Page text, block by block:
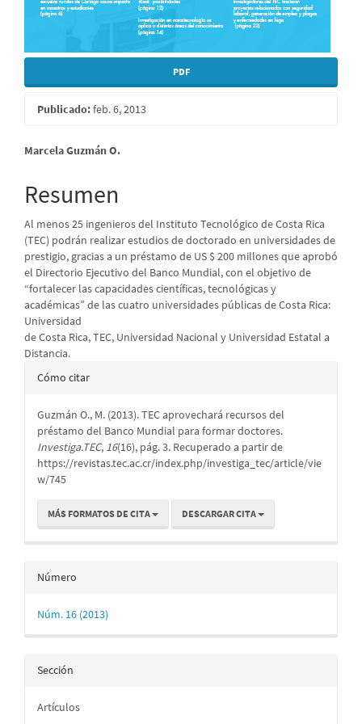
PDF
Publicado:feb. 6, 2013
Contenido
principal
del
artículo
Marcela Guzmán O.
Resumen
Al menos 25 ingenieros del Instituto Tecnológico de Costa Rica
(TEC) podrán realizar estudios de doctorado en universidades de
prestigio, gracias a un préstamo de US $ 200 millones que aprobó
el Directorio Ejecutivo del Banco Mundial, con el objetivo de
“fortalecer las capacidades científicas, tecnológicas y
académicas” de las cuatro universidades públicas de Costa Rica:
Universidad
de Costa Rica, TEC, Universidad Nacional y Universidad Estatal a
Distancia.
Detalles
artículo
Cómo citar
Guzmán O., M. (2013). TEC aprovechará recursos del
préstamo del Banco Mundial para formar doctores.
Investiga.TEC, 16(16), pág. 3. Recuperado a partir de
https://revistas.tec.ac.cr/index.php/investiga_tec/article/vie
w/745
MÁS FORMATOS DE CITA DESCARGAR CITA
Número
Núm. 16 (2013)
Sección
Artículos